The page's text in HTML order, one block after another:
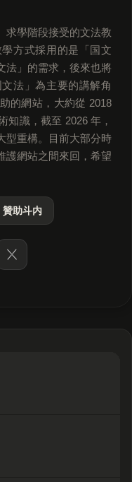
求學階段接受的文法教
方式採用的是「国文
法」的需求，後來也將
法」為主要的講解角
的網站，大約從 2018
知識，截至 2026 年，
型重構。目前大部分時
護網站之間來回，希望
贊助斗内